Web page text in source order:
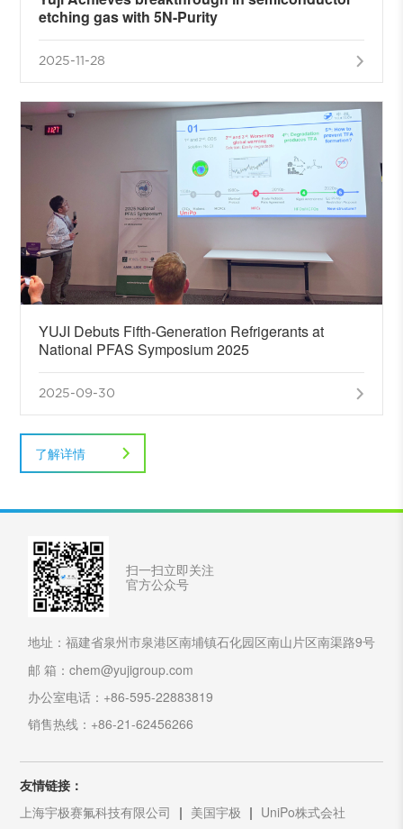
etching gas with 5N-Purity
hexafluorobutadiene (C4F6)
2025-11-28
YUJI Debuts Fifth-Generation Refrigerants at
National PFAS Symposium 2025
2025-09-30
了解详情
扫一扫立即关注
官方公众号
地址：福建省泉州市泉港区南埔镇石化园区南山片区南渠路9号
邮 箱：chem@yujigroup.com
办公室电话：+86-595-22883819
销售热线：+86-21-62456266
友情链接：
上海宇极赛氟科技有限公司
美国宇极 UniPo株式会社